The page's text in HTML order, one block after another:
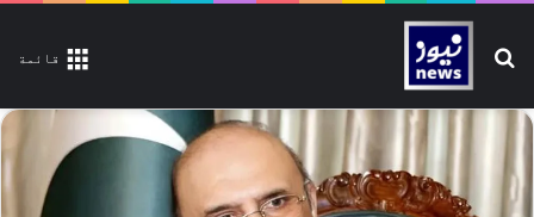
قائمة تلاش کیجیے